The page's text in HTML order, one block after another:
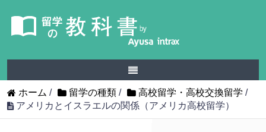
ホーム / 留学の種類 / 高校留学・高校交換留学 /
アメリカとイスラエルの関係（アメリカ高校留学）